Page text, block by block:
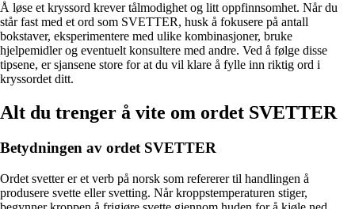
Å løse et kryssord krever tålmodighet og litt oppfinnsomhet. Når du
står fast med et ord som SVETTER, husk å fokusere på antall
bokstaver, eksperimentere med ulike kombinasjoner, bruke
hjelpemidler og eventuelt konsultere med andre. Ved å følge disse
tipsene, er sjansene store for at du vil klare å fylle inn riktig ord i
kryssordet ditt.
Alt du trenger å vite om ordet SVETTER
Betydningen av ordet SVETTER
Ordet svetter er et verb på norsk som refererer til handlingen å
produsere svette eller svetting. Når kroppstemperaturen stiger,